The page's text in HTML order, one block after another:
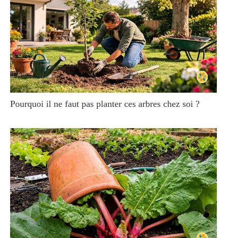
Pourquoi il ne faut pas planter ces arbres chez soi ?